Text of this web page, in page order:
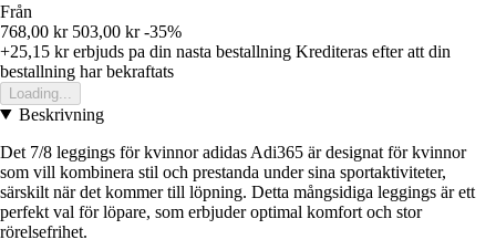
Från
768,00 kr 503,00 kr -35%
+25,15 krerbjuds pa din nasta bestallning Krediteras efter att din
bestallning har bekraftats
Loading...
Beskrivning
Det 7/8 leggings för kvinnor adidas Adi365 är designat för kvinnor
som vill kombinera stil och prestanda under sina sportaktiviteter,
särskilt när det kommer till löpning. Detta mångsidiga leggings är ett
perfekt val för löpare, som erbjuder optimal komfort och stor
rörelsefrihet.